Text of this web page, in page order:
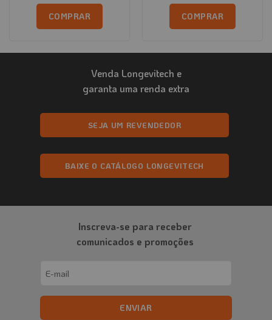
COMPRAR
COMPRAR
opções
ser
na
Venda Longevitech e
garanta uma renda extra
SEJA UM REVENDEDOR
BAIXE O CATÁLOGO LONGEVITECH
Inscreva-se para receber
comunicados e promoções